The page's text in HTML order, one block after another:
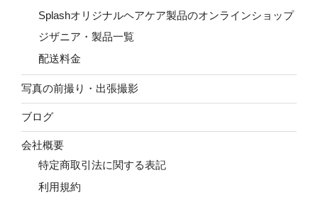
Splashオリジナルヘアケア製品のオンラインショップ
ジザニア・製品一覧
配送料金
写真の前撮り・出張撮影
ブログ
会社概要
特定商取引法に関する表記
利用規約